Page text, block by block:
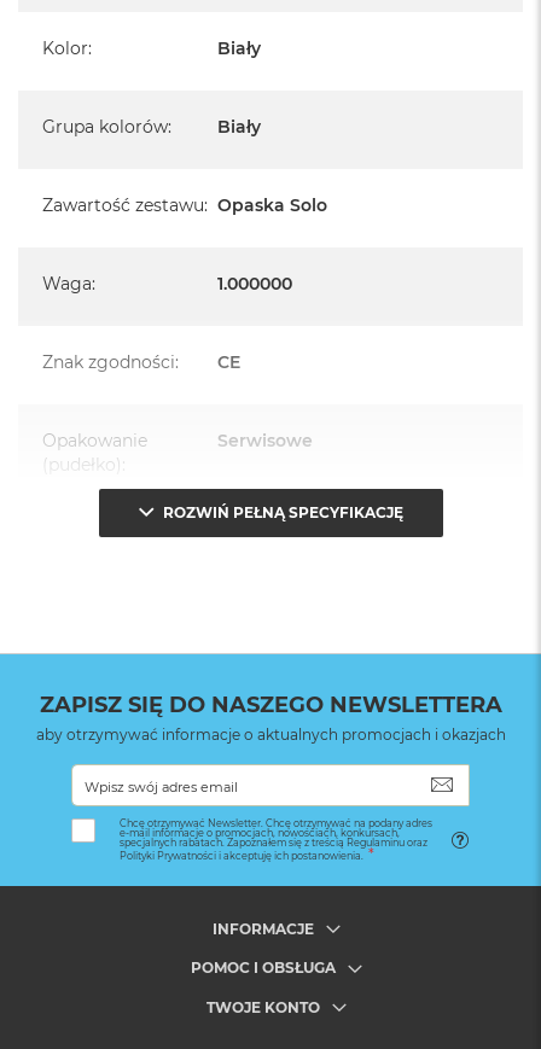
Kolor: Biały
Grupa kolorów: Biały
Zawartość zestawu: Opaska Solo
Waga: 1.000000
Znak zgodności: CE
Opakowanie
(pudełko):
Serwisowe
ROZWIŃ PEŁNĄ SPECYFIKACJĘ
ZAPISZ SIĘ DO NASZEGO NEWSLETTERA
aby otrzymywać informacje o aktualnych promocjach i okazjach
Chcę otrzymywać Newsletter. Chcę otrzymywać na podany adres
e-mail informacje o promocjach, nowościach, konkursach,
specjalnych rabatach. Zapoznałem się z treścią Regulaminu oraz
Polityki Prywatności i akceptuję ich postanowienia.
INFORMACJE
POMOC I OBSŁUGA
TWOJE KONTO